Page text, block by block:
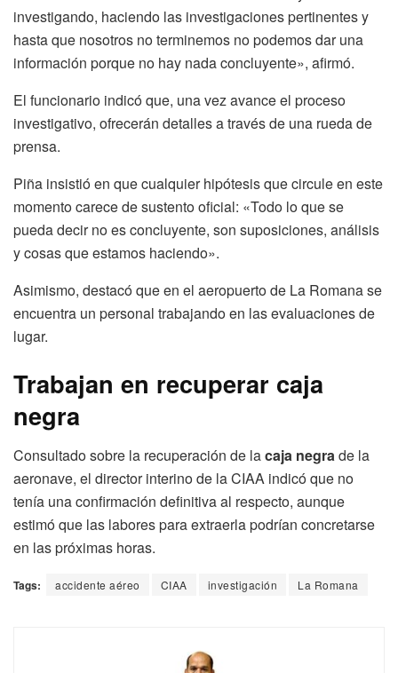
investigando, haciendo las investigaciones pertinentes y
hasta que nosotros no terminemos no podemos dar una
información porque no hay nada concluyente», afirmó.
El funcionario indicó que, una vez avance el proceso
investigativo, ofrecerán detalles a través de una rueda de
prensa.
Piña insistió en que cualquier hipótesis que circule en este
momento carece de sustento oficial: «Todo lo que se
pueda decir no es concluyente, son suposiciones, análisis
y cosas que estamos haciendo».
Asimismo, destacó que en el aeropuerto de La Romana se
encuentra un personal trabajando en las evaluaciones de
lugar.
Trabajan en recuperar caja
negra
Consultado sobre la recuperación de lacaja negrade la
aeronave, el director interino de la CIAA indicó que no
tenía una confirmación definitiva al respecto, aunque
estimó que las labores para extraerla podrían concretarse
en las próximas horas.
Tags: accidente aéreo CIAA investigación La Romana